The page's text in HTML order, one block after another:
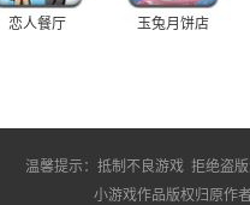
恋人餐厅 玉兔月饼店
温馨提示： 抵制不良游戏 拒绝盗
小游戏作品版权归原作